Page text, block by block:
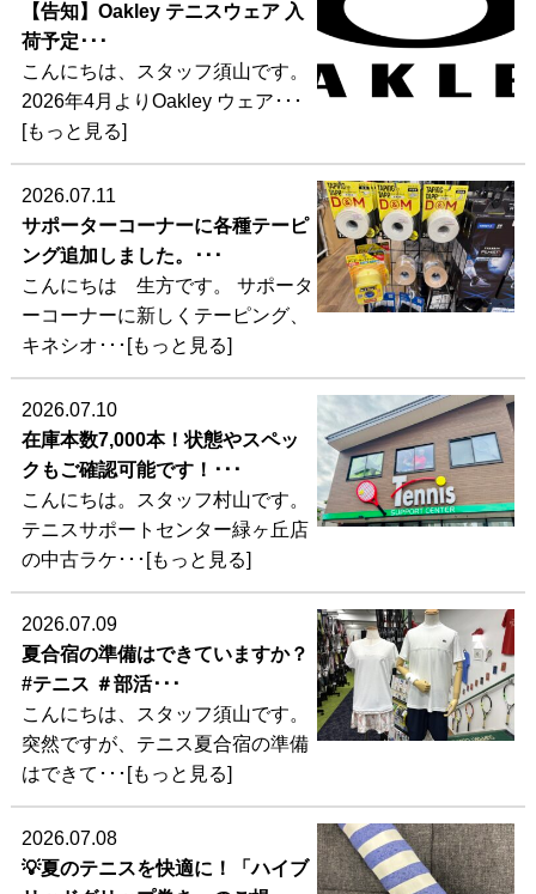
【告知】Oakley テニスウェア 入
荷予定･･･
こんにちは、スタッフ須山です。
2026年4月よりOakley ウェア･･･
[もっと見る]
2026.07.11
サポーターコーナーに各種テーピ
ング追加しました。･･･
こんにちは 生方です。 サポータ
ーコーナーに新しくテーピング、
キネシオ･･･[もっと見る]
2026.07.10
在庫本数7,000本！状態やスペッ
クもご確認可能です！･･･
こんにちは。スタッフ村山です。
テニスサポートセンター緑ヶ丘店
の中古ラケ･･･[もっと見る]
2026.07.09
夏合宿の準備はできていますか？
#テニス ＃部活･･･
こんにちは、スタッフ須山です。
突然ですが、テニス夏合宿の準備
はできて･･･[もっと見る]
2026.07.08
💡夏のテニスを快適に！「ハイブ